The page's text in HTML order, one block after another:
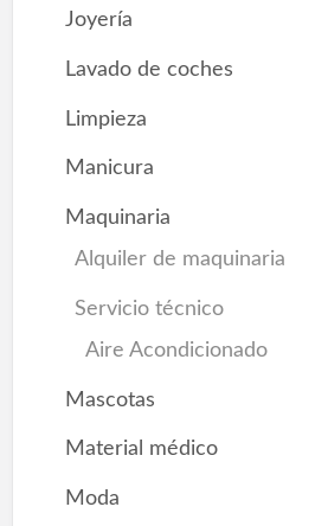
Joyería
Lavado de coches
Limpieza
Manicura
Maquinaria
Alquiler de maquinaria
Servicio técnico
Aire Acondicionado
Mascotas
Material médico
Moda